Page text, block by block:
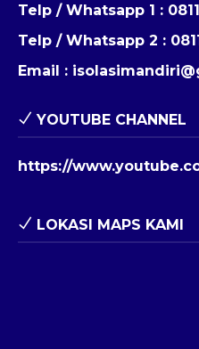
Telp / Whatsapp 1 :
Telp / Whatsapp 2 :
Email :
YOUTUBE CHANNEL
https://
LOKASI MAPS KAMI